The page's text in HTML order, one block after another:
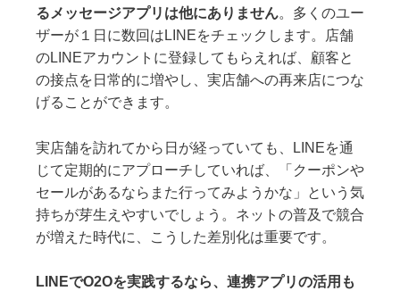
るメッセージアプリは他にありません。多くのユー
ザーが１日に数回はLINEをチェックします。店舗
のLINEアカウントに登録してもらえれば、顧客と
の接点を日常的に増やし、実店舗への再来店につな
げることができます。
実店舗を訪れてから日が経っていても、LINEを通
じて定期的にアプローチしていれば、「クーポンや
セールがあるならまた行ってみようかな」という気
持ちが芽生えやすいでしょう。ネットの普及で競合
が増えた時代に、こうした差別化は重要です。
LINEでO2Oを実践するなら、連携アプリの活用も